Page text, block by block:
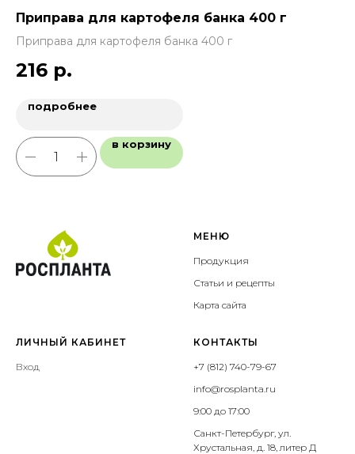
Приправа для картофеля банка 400 г
Приправа для картофеля банка 400 г
216 р.
подробнее
в корзину
МЕНЮ
Продукция
Статьи и рецепты
Карта сайта
ЛИЧНЫЙ КАБИНЕТ
Вход
КОНТАКТЫ
+7 (812) 740-79-67
info@rosplanta.ru
9:00 до 17:00
Санкт-Петербург, ул.
Хрустальная, д. 18, литер Д